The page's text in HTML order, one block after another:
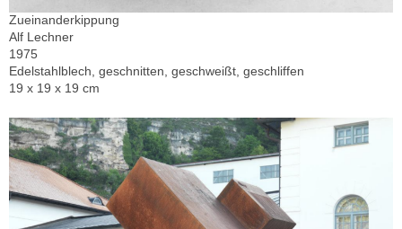
Zueinanderkippung
Alf Lechner
1975
Edelstahlblech, geschnitten, geschweißt, geschliffen
19 x 19 x 19 cm